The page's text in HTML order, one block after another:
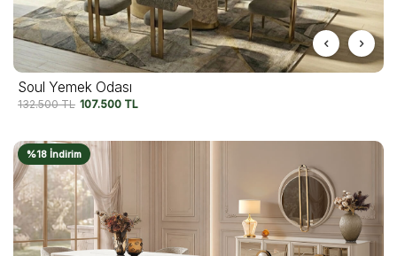
Soul Yemek Odası
132.500TL 107.500 TL
%18 İndirim